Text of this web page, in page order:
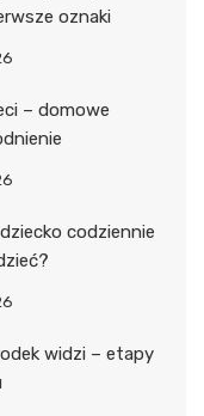
oznaki
– domowe
codziennie
widzi – etapy